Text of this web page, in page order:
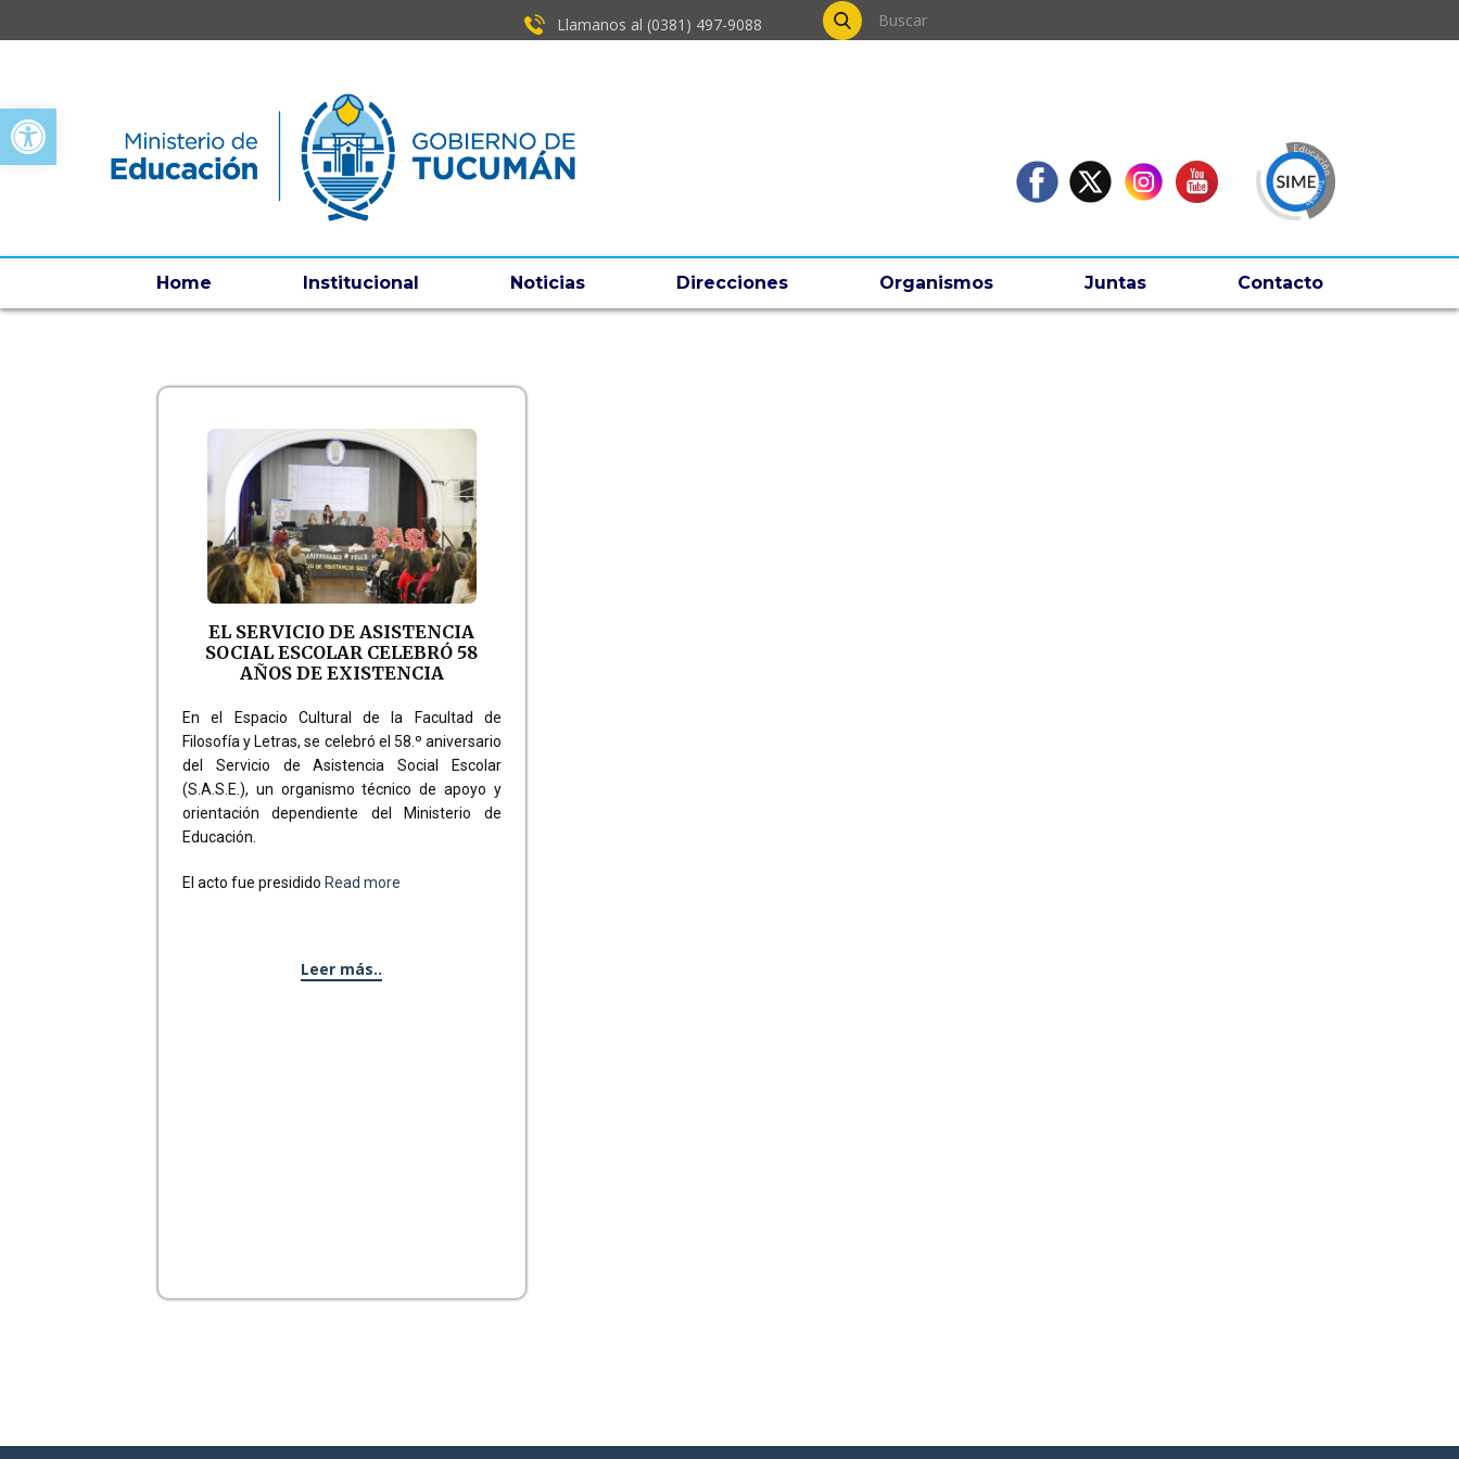
Open toolbar
Llamanos al (0381) ​497-9088
Home Institucional Noticias Direcciones Organismos Juntas Contacto
EL SERVICIO DE ASISTENCIA
SOCIAL ESCOLAR CELEBRÓ 58
AÑOS DE EXISTENCIA
En el Espacio Cultural de la Facultad de
Filosofía y Letras, se celebró el 58.º aniversario
del Servicio de Asistencia Social Escolar
(S.A.S.E.), un organismo técnico de apoyo y
orientación dependiente del Ministerio de
Educación.
El acto fue presidido Read more
Leer más..